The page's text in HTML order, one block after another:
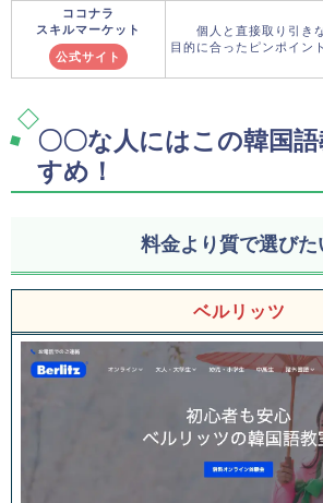
ココナラ
スキルマーケット
公式サイト
個人と直接取り引き
目的に合ったピンポイン
〇〇な人にはこの韓国
すめ！
料金より質で選びた
ベルリッツ